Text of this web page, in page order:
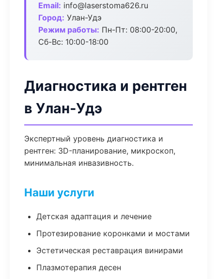
Email: info@laserstoma626.ru
Город: Улан-Удэ
Режим работы: Пн-Пт: 08:00-20:00,
Сб-Вс: 10:00-18:00
Диагностика и рентген
в Улан-Удэ
Экспертный уровень диагностика и
рентген: 3D-планирование, микроскоп,
минимальная инвазивность.
Наши услуги
Детская адаптация и лечение
Протезирование коронками и мостами
Эстетическая реставрация винирами
Плазмотерапия десен